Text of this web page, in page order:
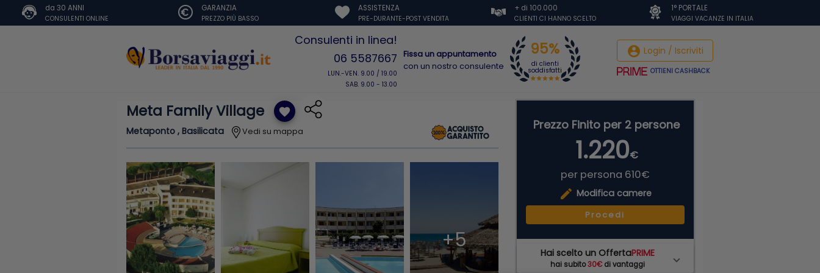
da 30 ANNI
CONSULENTI ONLINE
GARANZIA
PREZZO PIÙ BASSO
ASSISTENZA
PRE-DURANTE-POST VENDITA
+ di 100.000
CLIENTI CI HANNO SCELTO
1° PORTALE
VIAGGI VACANZE IN ITALIA
Consulenti in linea!
06 5587667
LUN.-VEN. 9.00 / 19.00
SAB. 9.00 - 13.00
Fissa un appuntamento
con un nostro consulente
account_circle Login / Iscriviti
OTTIENI CASHBACK
95%
di clienti
soddisfatti
Meta Family Village favorite
Metaponto , Basilicata Vedi su mappa
+5
Prezzo Finito per 2 persone
1.220€
per persona 610€
edit Modifica camere
Procedi
Hai scelto un OffertaPRIME
hai subito30€ di vantaggi